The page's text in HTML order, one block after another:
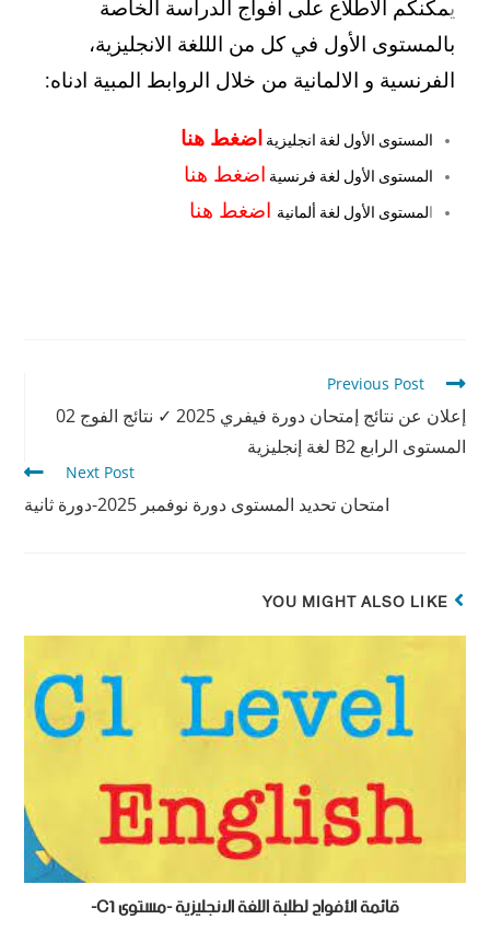
يمكنكم الاطلاع على أفواج الدراسة الخاصة
بالمستوى الأول في كل من الللغة الانجليزية،
الفرنسية و الالمانية من خلال الروابط المبية ادناه:
المستوى الأول لغة انجليزية اضغط هنا
المستوى الأول لغة فرنسية اضغط هنا
المستوى الأول لغة ألمانية اضغط هنا
Previous Post
إعلان عن نتائج إمتحان دورة فيفري 2025 ✓ نتائج الفوج 02
المستوى الرابع B2 لغة إنجليزية
Next Post
امتحان تحديد المستوى دورة نوفمبر 2025-دورة ثانية
YOU MIGHT ALSO LIKE
قائمة الأفواج لطلبة اللغة الانجليزية -مستوى C1-